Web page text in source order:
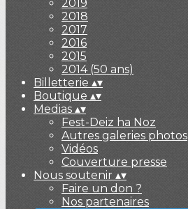
2019
2018
2017
2016
2015
2014 (50 ans)
Billetterie ▴▾
Boutique ▴▾
Medias ▴▾
Fest-Deiz ha Noz
Autres galeries photos
Vidéos
Couverture presse
Nous soutenir ▴▾
Faire un don ?
Nos partenaires